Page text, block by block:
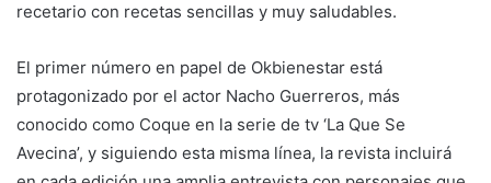
recetario con recetas sencillas y muy saludables.
El primer número en papel de Okbienestar está
protagonizado por el actor Nacho Guerreros, más
conocido como Coque en la serie de tv ‘La Que Se
Avecina’, y siguiendo esta misma línea, la revista incluirá